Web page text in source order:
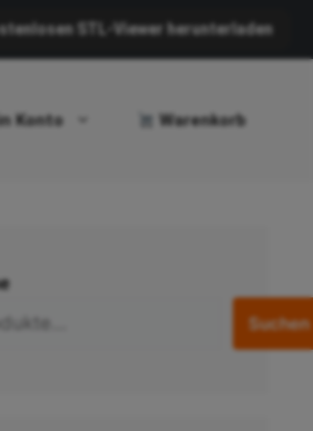
STL-Viewer herunterladen
Konto Warenkorb
Suchen